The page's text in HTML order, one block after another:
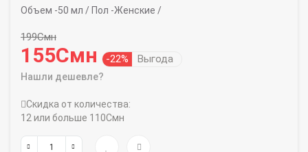
Объем -50 мл / Пол -Женские /
199Смн
155Смн -22% Выгода
Нашли дешевле?
Скидка от количества:
12 или больше 110Смн